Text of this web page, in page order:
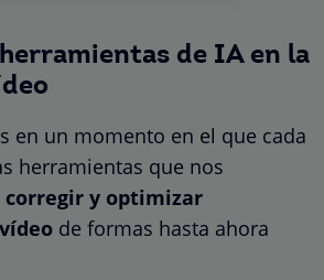
de IA en la
en un momento en el que cada
herramientas que nos
y optimizar
de formas hasta ahora